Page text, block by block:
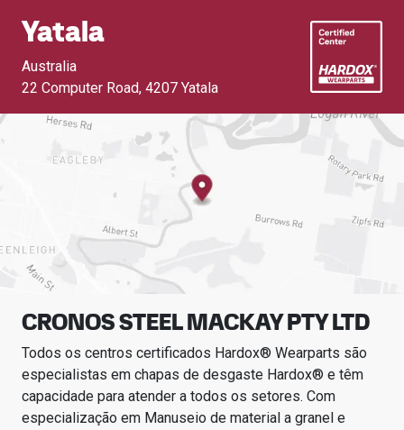
Yatala
Australia
22 Computer Road, 4207 Yatala
CRONOS STEEL MACKAY PTY LTD
Todos os centros certificados Hardox® Wearparts são
especialistas em chapas de desgaste Hardox® e têm
capacidade para atender a todos os setores. Com
especialização em Manuseio de material a granel e